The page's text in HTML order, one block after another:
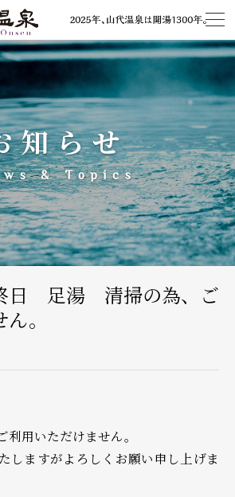
知らせ
& Topics
日 足湯 清掃の為、ご
。
用いただけません。
しますがよろしくお願い申し上げま